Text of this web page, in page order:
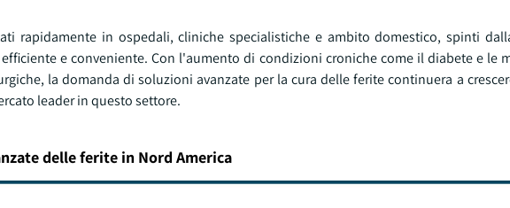
rapidamente in ospedali, cliniche specialistiche e ambito domestico, spinti
e conveniente. Con l'aumento di condizioni croniche come il diabete e le
la domanda di soluzioni avanzate per la cura delle ferite continuera a
leader in questo settore.
delle ferite in Nord America